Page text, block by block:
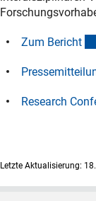
Zum Bericht
Research
Letzte Aktualisierung: